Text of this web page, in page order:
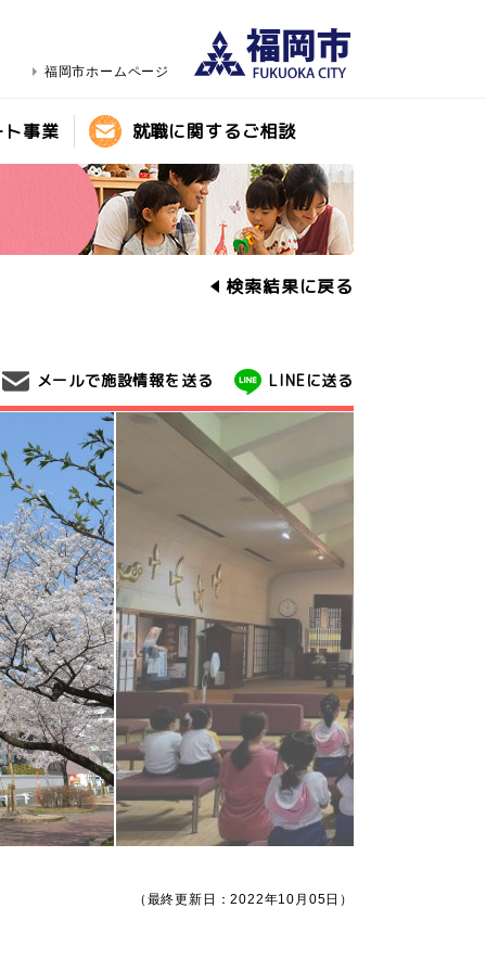
福岡市ホームページ
事業 就職に関するご相談
検索結果に戻る
メールで施設情報を送る LINEに送る
（最終更新日：2022年10月05日）